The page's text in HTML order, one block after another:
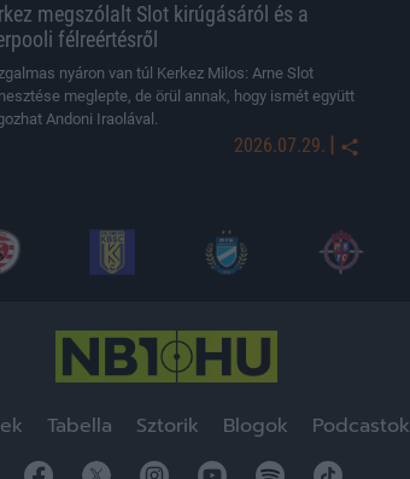
megszólalt Slot kirúgásáról és a
félreértésről
nyáron van túl Kerkez Milos: Arne Slot
meglepte, de örül annak, hogy ismét együtt
Andoni Iraolával.
2026.07.29. |
Tabella Sztorik Blogok Podcastok